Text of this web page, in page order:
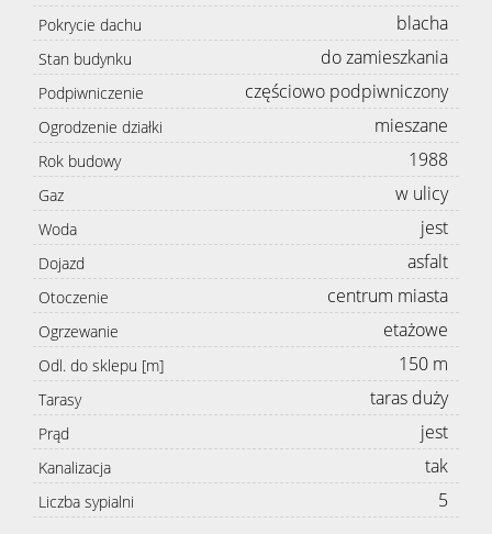
Pokrycie dachu blacha
Stan budynku do zamieszkania
Podpiwniczenie częściowo podpiwniczony
Ogrodzenie działki mieszane
Rok budowy 1988
Gaz w ulicy
Woda jest
Dojazd asfalt
Otoczenie centrum miasta
Ogrzewanie etażowe
Odl. do sklepu [m] 150 m
Tarasy taras duży
Prąd jest
Kanalizacja tak
Liczba sypialni 5